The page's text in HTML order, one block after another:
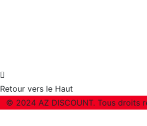
Retour vers le Haut
© 2024 AZ DISCOUNT. Tous droits